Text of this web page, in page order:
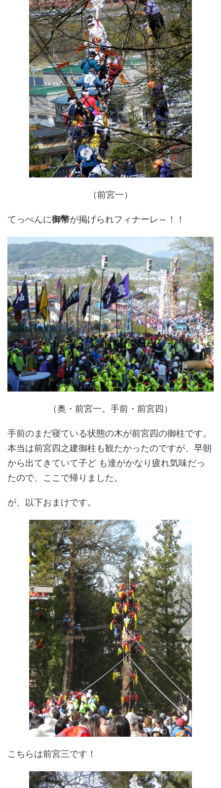
（前宮一）
てっぺんに御幣が掲げられフィナーレ～！！
（奥・前宮一。手前・前宮四）
手前のまだ寝ている状態の木が前宮四の御柱です。
本当は前宮四之建御柱も観たかったのですが、早朝
から出てきていて子ど も達がかなり疲れ気味だっ
たので、ここで帰りました。
が、以下おまけです。
こちらは前宮三です！